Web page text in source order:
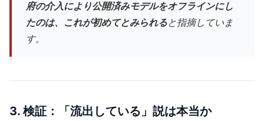
府の介入により公開済みモデルをオフラインにし
たのは、これが初めてとみられると指摘していま
す。
3. 検証：「流出している」説は本当か